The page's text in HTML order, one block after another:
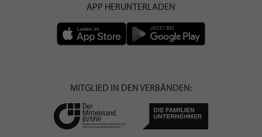
APP HERUNTERLADEN
MITGLIED IN DEN VERBÄNDEN: